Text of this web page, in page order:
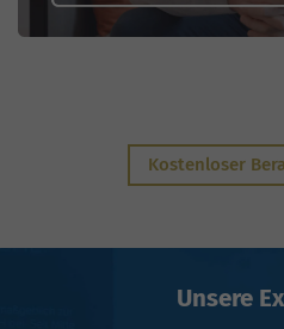
Kostenloser
Unsere